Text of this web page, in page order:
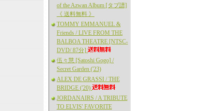
of the Azwan Album [タブ譜]
《 送料無料 》
TOMMY EMMANUEL &
Friends / LIVE FROM THE
BALBOA THEATRE [NTSC-
DVD/ 87分]
伍々慧 [Satoshi Gogo] /
Secret Garden ('23)
ALEX DE GRASSI / THE
BRIDGE ('20)
JORDANAIRS / A TRIBUTE
TO ELVIS' FAVORITE